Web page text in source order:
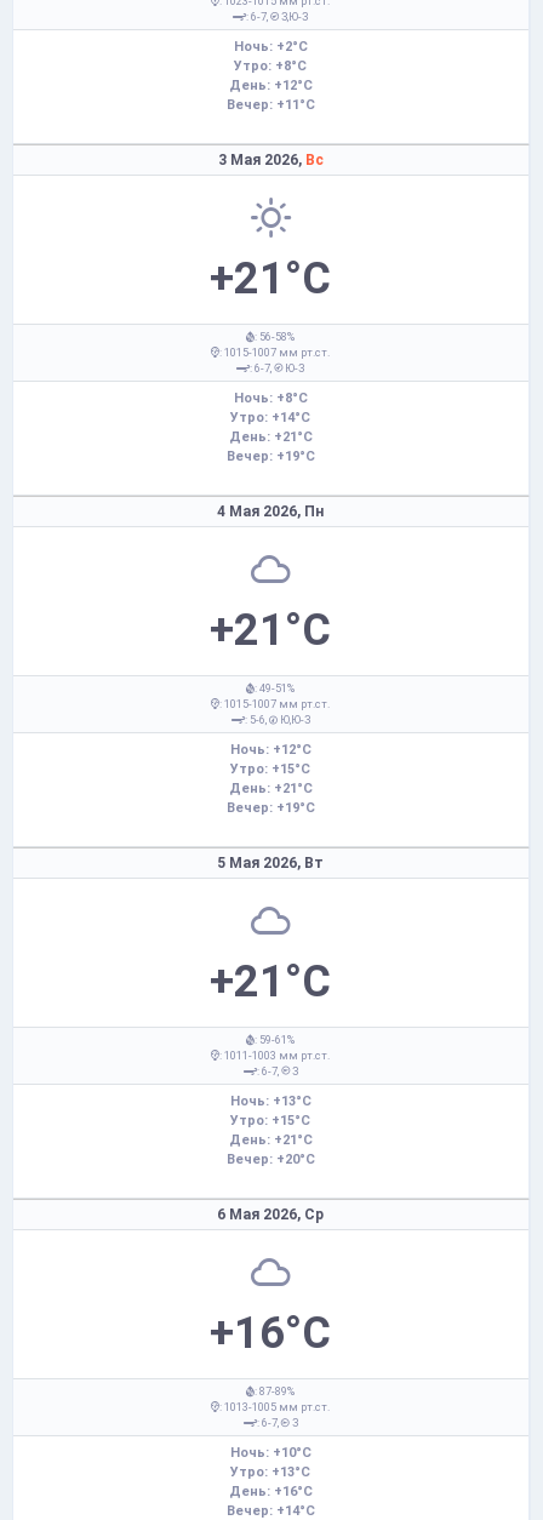
: 6-7,
З,Ю-З
Ночь: +2°C
Утро: +8°C
День: +12°C
Вечер: +11°C
3 Мая 2026, Вс
+21°C
: 56-58%
: 1015-1007 мм рт.ст.
: 6-7,
Ю-З
Ночь: +8°C
Утро: +14°C
День: +21°C
Вечер: +19°C
4 Мая 2026, Пн
+21°C
: 49-51%
: 1015-1007 мм рт.ст.
: 5-6,
Ю,Ю-З
Ночь: +12°C
Утро: +15°C
День: +21°C
Вечер: +19°C
5 Мая 2026, Вт
+21°C
: 59-61%
: 1011-1003 мм рт.ст.
: 6-7,
З
Ночь: +13°C
Утро: +15°C
День: +21°C
Вечер: +20°C
6 Мая 2026, Ср
+16°C
: 87-89%
: 1013-1005 мм рт.ст.
: 6-7,
З
Ночь: +10°C
Утро: +13°C
День: +16°C
Вечер: +14°C